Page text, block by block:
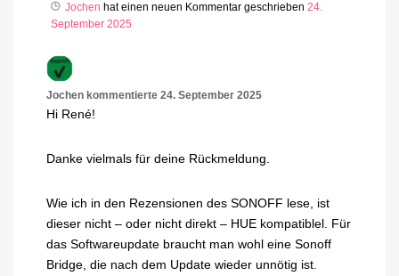
Jochen hat einen neuen Kommentar geschrieben 24.
September 2025
Jochen kommentierte 24. September 2025
Hi René!
Danke vielmals für deine Rückmeldung.
Wie ich in den Rezensionen des SONOFF lese, ist
dieser nicht – oder nicht direkt – HUE kompatiblel. Für
das Softwareupdate braucht man wohl eine Sonoff
Bridge, die nach dem Update wieder unnötig ist.